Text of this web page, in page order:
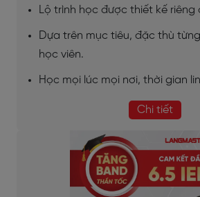
Lộ trình học được thiết kế riêng
Dựa trên mục tiêu, đặc thù
học viên.
Học mọi lúc mọi nơi, thời gian
Chi tiết